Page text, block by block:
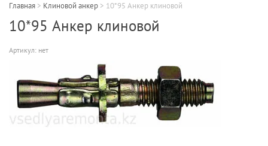
Главная > Клиновой анкер > 10*95 Анкер клиновой
10*95 Анкер клиновой
Артикул: нет